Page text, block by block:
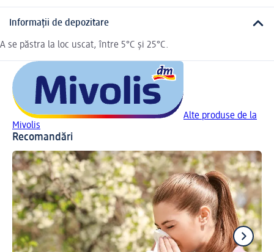
Informații de depozitare
A se păstra la loc uscat, între 5°C și 25°C.
Alte produse de la
Mivolis
Recomandări